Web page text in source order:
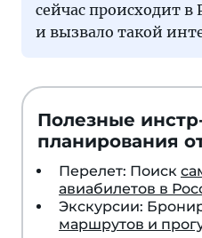
сейчас происходит в
и вызвало такой
Полезные
планирования
Перелет: Поиск
авиабилетов в
Экскурсии:
маршрутов и